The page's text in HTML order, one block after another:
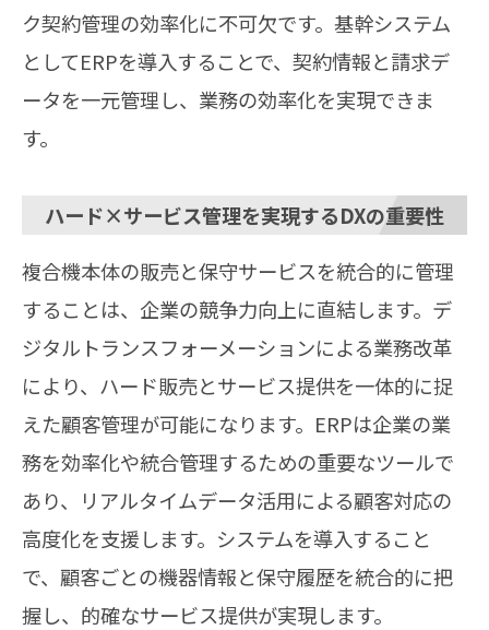
ク契約管理の効率化に不可欠です。基幹システム
としてERPを導入することで、契約情報と請求デ
ータを一元管理し、業務の効率化を実現できま
す。
ハード×サービス管理を実現するDXの重要性
複合機本体の販売と保守サービスを統合的に管理
することは、企業の競争力向上に直結します。デ
ジタルトランスフォーメーションによる業務改革
により、ハード販売とサービス提供を一体的に捉
えた顧客管理が可能になります。ERPは企業の業
務を効率化や統合管理するための重要なツールで
あり、リアルタイムデータ活用による顧客対応の
高度化を支援します。システムを導入すること
で、顧客ごとの機器情報と保守履歴を統合的に把
握し、的確なサービス提供が実現します。